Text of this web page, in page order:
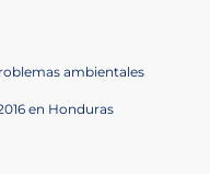
ambientales
en Honduras